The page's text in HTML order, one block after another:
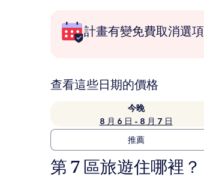
計畫有變免費取消選項
查看這些日期的價格
今晚
8 月 6 日 - 8 月 7 日
推薦
第 7 區旅遊住哪裡？